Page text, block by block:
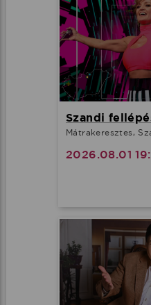
Szandi
Mátrakeresztes,
2026.08.01